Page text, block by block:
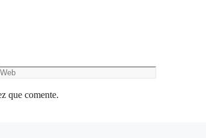
que comente.